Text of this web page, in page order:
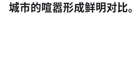
城市的喧嚣形成鲜明对比。